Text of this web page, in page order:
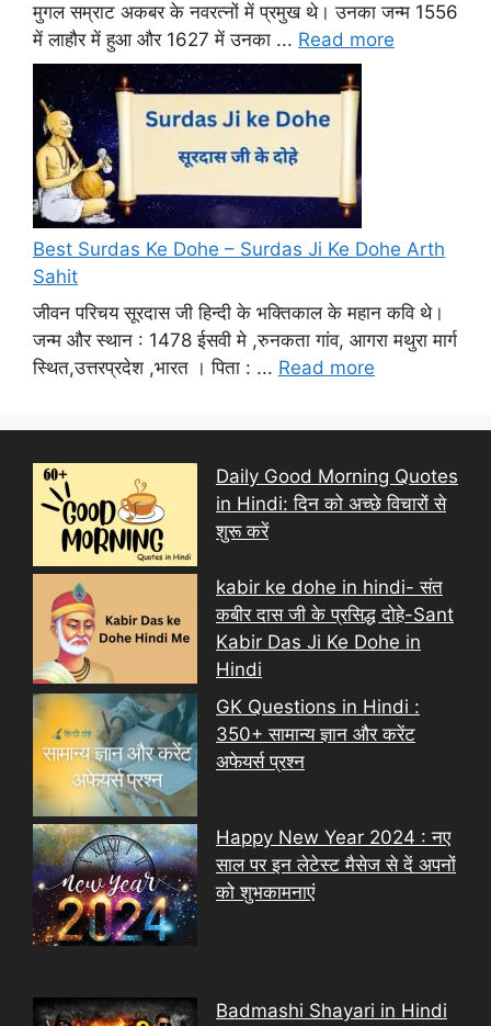
मुगल सम्राट अकबर के नवरत्नों में प्रमुख थे। उनका जन्म 1556
में लाहौर में हुआ और 1627 में उनका ... Read more
Best Surdas Ke Dohe – Surdas Ji Ke Dohe Arth
Sahit
जीवन परिचय सूरदास जी हिन्दी के भक्तिकाल के महान कवि थे।
जन्म और स्थान : 1478 ईसवी मे ,रुनकता गांव, आगरा मथुरा मार्ग
स्थित,उत्तरप्रदेश ,भारत । पिता : ... Read more
Daily Good Morning Quotes
in Hindi: दिन को अच्छे विचारों से
शुरू करें
kabir ke dohe in hindi- संत
कबीर दास जी के प्रसिद्ध दोहे-Sant
Kabir Das Ji Ke Dohe in
Hindi
GK Questions in Hindi :
350+ सामान्य ज्ञान और करेंट
अफेयर्स प्रश्न
Happy New Year 2024 : नए
साल पर इन लेटेस्ट मैसेज से दें अपनों
को शुभकामनाएं
Badmashi Shayari in Hindi